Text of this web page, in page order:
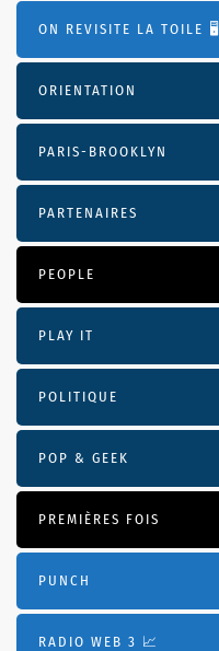
ON REVISITE LA TOILE 🖥️
ORIENTATION
PARIS-BROOKLYN
PARTENAIRES
PEOPLE
PLAY IT
POLITIQUE
POP & GEEK
PREMIÈRES FOIS
PUNCH
RADIO WEB 3 📈